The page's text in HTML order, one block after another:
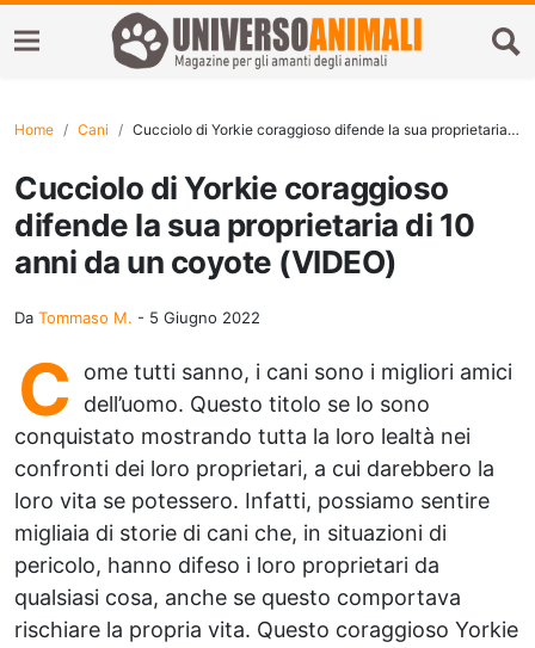
Home Cani Cucciolo di Yorkie coraggioso difende la sua proprietaria di 10 anni da un coyote (VIDEO)
Cucciolo di Yorkie coraggioso
difende la sua proprietaria di 10
anni da un coyote (VIDEO)
Da Tommaso M. - 5 Giugno 2022
C
ome tutti sanno, i cani sono i migliori amici
dell’uomo. Questo titolo se lo sono
conquistato mostrando tutta la loro lealtà nei
confronti dei loro proprietari, a cui darebbero la
loro vita se potessero. Infatti, possiamo sentire
migliaia di storie di cani che, in situazioni di
pericolo, hanno difeso i loro proprietari da
qualsiasi cosa, anche se questo comportava
rischiare la propria vita. Questo coraggioso Yorkie